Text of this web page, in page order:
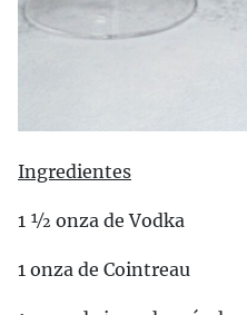
Ingredientes
1 ½ onza de Vodka
1 onza de Cointreau